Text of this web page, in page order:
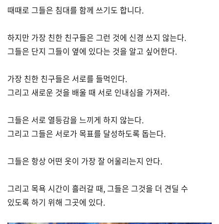
때때로 그들은 침대를 함께 쓰기도 합니다.
하지만 가장 친한 친구들은 그런 것에 신경 쓰지 않는다.
그들은 단지 그들이 옆에 있다는 것을 알고 싶어한다.
가장 친한 친구들은 서로를 들먹인다.
그리고 새로운 것을 배울 때 서로 인내심을 가져라.
그들은 서로 열등감을 느끼게 하지 않는다.
그리고 그들은 서로가 목표를 달성하도록 돕는다.
그들은 항상 어떤 옷이 가장 잘 어울리는지 안다.
그리고 목욕 시간이 흘러갈 때, 그들은 그것을 더 견딜 수
있도록 하기 위해 그곳에 있다.